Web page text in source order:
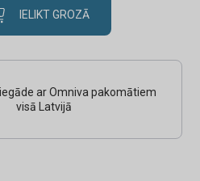
IELIKT GROZĀ
ar Omniva pakomātiem
visā Latvijā